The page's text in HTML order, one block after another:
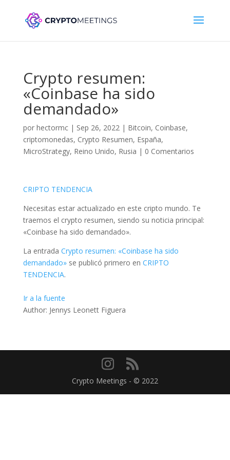
Crypto resumen:
«Coinbase ha sido
demandado»
por hectormc| Sep 26, 2022| Bitcoin, Coinbase,
criptomonedas, Crypto Resumen, España,
MicroStrategy, Reino Unido, Rusia | 0 Comentarios
CRIPTO TENDENCIA
Necesitas estar actualizado en este cripto mundo. Te
traemos el crypto resumen, siendo su noticia principal:
«Coinbase ha sido demandado».
La entrada Crypto resumen: «Coinbase ha sido
demandado»se publicó primero en CRIPTO
TENDENCIA.
Ir a la fuente
Author: Jennys Leonett Figuera
Crypto Meetings - © 2022